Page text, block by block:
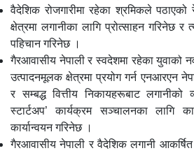
वैदेशिक रोजगारीमा रहेका श्रमिकले पठाएको
क्षेत्रमा लगानीका लागि प्रोत्साहन गरिनेछ र
पहिचान गरिनेछ ।
गैरआवासीय नेपाली र स्वदेशमा रहेका युवाको
उत्पादनमूलक क्षेत्रमा प्रयोग गर्न एनआरएन
र सम्बद्ध वित्तीय निकायहरूबाट
स्टार्टअप’ कार्यक्रम सञ्चालनका लागि
कार्यान्वयन गरिनेछ ।
गैरआवासीय नेपाली र वैदेशिक लगानी आकर्षित